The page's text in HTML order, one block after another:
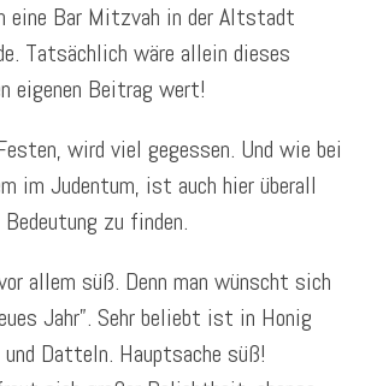
eine Bar Mitzvah in der Altstadt
Tatsächlich wäre allein dieses
eigenen Beitrag wert!
wird viel gegessen. Und wie bei
im Judentum, ist auch hier überall
zu finden.
allem süß. Denn man wünscht sich
Jahr”. Sehr beliebt ist in Honig
Datteln. Hauptsache süß!